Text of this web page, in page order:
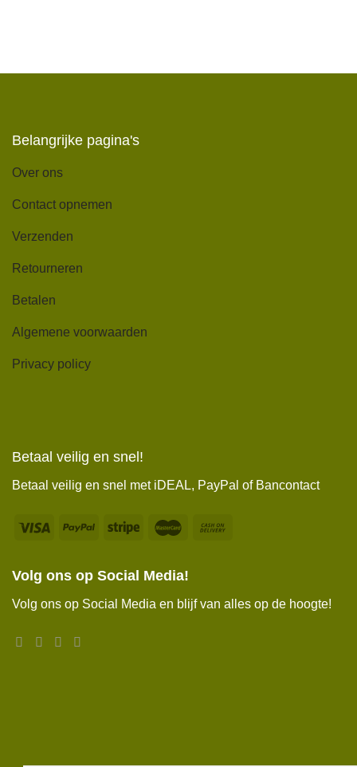
Belangrijke pagina's
Over ons
Contact opnemen
Verzenden
Retourneren
Betalen
Algemene voorwaarden
Privacy policy
Betaal veilig en snel!
Betaal veilig en snel met iDEAL, PayPal of Bancontact
Volg ons op Social Media!
Volg ons op Social Media en blijf van alles op de hoogte!